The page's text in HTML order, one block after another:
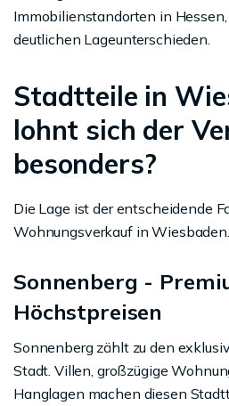
Immobilienstandorten in
deutlichen Lageunterschieden.
Stadtteile in
lohnt sich der
besonders?
Die Lage ist der entscheidende
Wohnungsverkauf in Wiesbaden.
Sonnenberg -
Höchstpreisen
Sonnenberg zählt zu den
Stadt. Villen, großzügige
Hanglagen machen diesen